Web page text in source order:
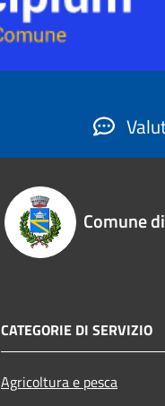
Comune
CATEGORIE DI SERVIZIO
Agricoltura e pesca